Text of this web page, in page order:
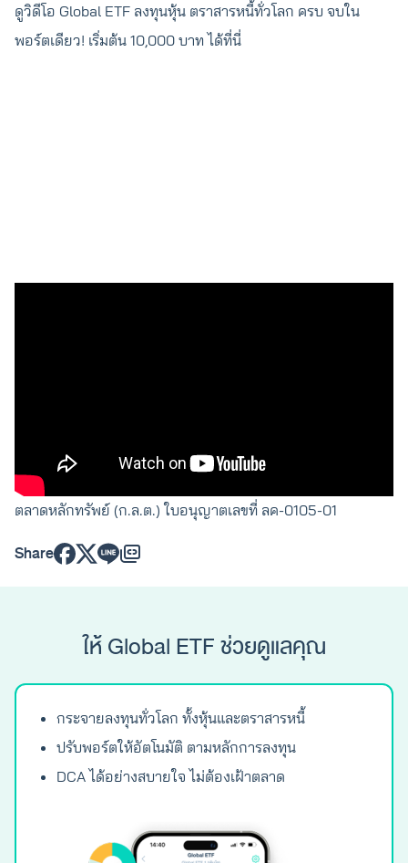
ดูวิดีโอ Global ETF ลงทุนหุ้น ตราสารหนี้ทั่วโลก ครบ จบใน
พอร์ตเดียว! เริ่มต้น 10,000 บาท ได้ที่นี่
บริหารจัดการกองทุนส่วนบุคคลสำหรับผู้ลงทุนรายย่อย ซึ่งได้รับ
ใบอนุญาตจากสำนักงานคณะกรรมการกำกับหลักทรัพย์และ
ตลาดหลักทรัพย์ (ก.ล.ต.) ใบอนุญาตเลขที่ ลค-0105-01
Share
ให้ Global ETF ช่วยดูแลคุณ
กระจายลงทุนทั่วโลก ทั้งหุ้นและตราสารหนี้
ปรับพอร์ตให้อัตโนมัติ ตามหลักการลงทุน
DCA ได้อย่างสบายใจ ไม่ต้องเฝ้าตลาด